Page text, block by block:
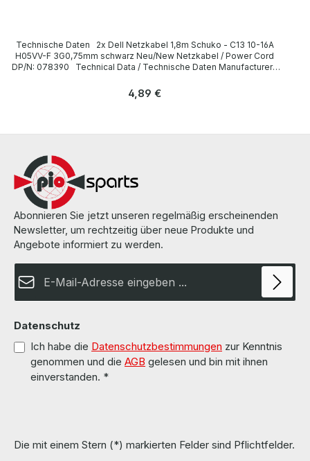
Technische Daten 2x Dell Netzkabel 1,8m Schuko - C13 10-16A
H05VV-F 3G0,75mm schwarz Neu/New Netzkabel / Power Cord
DP/N: 078390 Technical Data / Technische Daten Manufacturer /
Color / Buchsenfarbe black / schwarz More information and details
Informationen und Details finden Sie auf den Seiten des
Regulärer Preis:
4,89 €
Abonnieren Sie jetzt unseren regelmäßig erscheinenden
Newsletter, um rechtzeitig über neue Produkte und
Angebote informiert zu werden.
Datenschutz
Ich habe die Datenschutzbestimmungen zur Kenntnis
genommen und die AGB gelesen und bin mit ihnen
einverstanden. *
Die mit einem Stern (*) markierten Felder sind Pflichtfelder.